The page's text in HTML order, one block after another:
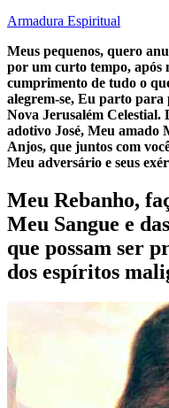
Armadura Espiritual
Meus pequenos, quero
por um curto tempo, após
cumprimento de tudo o
alegrem-se, Eu parto
Nova Jerusalém Celestial.
adotivo José, Meu amado
Anjos, que juntos com
Meu adversário e seus
Meu Rebanho,
Meu Sangue e
que possam ser
dos espíritos